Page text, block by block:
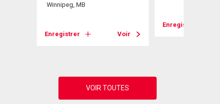
Winnipeg, MB
Enregistrer Voir
Enregistrer